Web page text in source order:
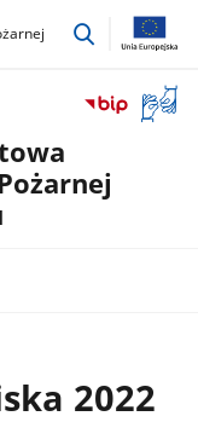
przejdź
okno
2022